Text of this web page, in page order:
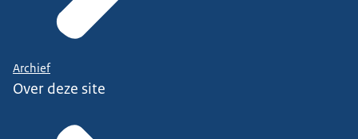
Archief
Over deze site